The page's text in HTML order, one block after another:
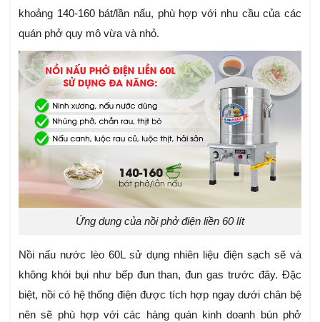
khoảng 140-160 bát/lần nấu, phù hợp với nhu cầu của các
quán phở quy mô vừa và nhỏ.
Ứng dụng của nồi phở điện liền 60 lít
Nồi nấu nước lèo 60L sử dụng nhiên liệu điện sạch sẽ và
không khói bụi như bếp đun than, đun gas trước đây. Đặc
biệt, nồi có hệ thống điện được tích hợp ngay dưới chân bệ
nên sẽ phù hợp với các hàng quán kinh doanh bún phở